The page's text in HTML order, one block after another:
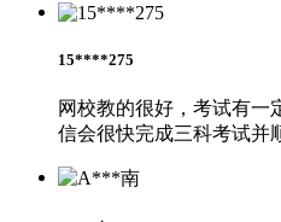
15****275
网校教的很好，考试有一
信会很快完成三科考试并